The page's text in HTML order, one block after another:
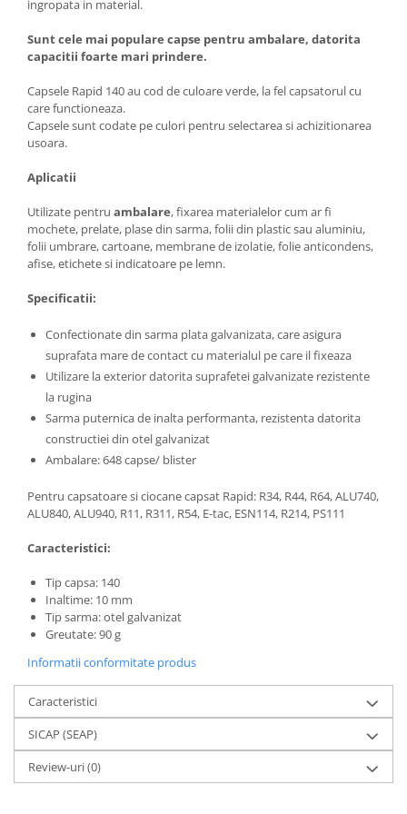
ingropata in material.
Sunt cele mai populare capse pentru ambalare, datorita
capacitii foarte mari prindere.
Capsele Rapid 140 au cod de culoare verde, la fel capsatorul cu
care functioneaza.
Capsele sunt codate pe culori pentru selectarea si achizitionarea
usoara.
Aplicatii
Utilizate pentru ambalare, fixarea materialelor cum ar fi
mochete, prelate, plase din sarma, folii din plastic sau aluminiu,
folii umbrare, cartoane, membrane de izolatie, folie anticondens,
afise, etichete si indicatoare pe lemn.
Specificatii:
Confectionate din sarma plata galvanizata, care asigura
suprafata mare de contact cu materialul pe care il fixeaza
Utilizare la exterior datorita suprafetei galvanizate rezistente
la rugina
Sarma puternica de inalta performanta, rezistenta datorita
constructiei din otel galvanizat
Ambalare: 648 capse/ blister
Pentru capsatoare si ciocane capsat Rapid: R34, R44, R64, ALU740,
ALU840, ALU940, R11, R311, R54, E-tac, ESN114, R214, PS111
Caracteristici:
Tip capsa: 140
Inaltime: 10 mm
Tip sarma: otel galvanizat
Greutate: 90 g
Informatii conformitate produs
Caracteristici
SICAP (SEAP)
Review-uri(0)